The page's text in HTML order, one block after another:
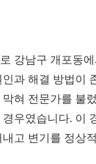
강남구 개포동
인과 해결 방법이
막혀 전문가를 불
경우였습니다. 이
내고 변기를 정상